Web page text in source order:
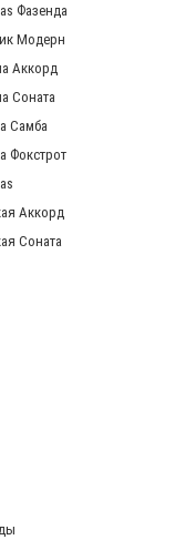
Фазенда
Модерн
Аккорд
Соната
Самба
Фокстрот
Аккорд
Соната